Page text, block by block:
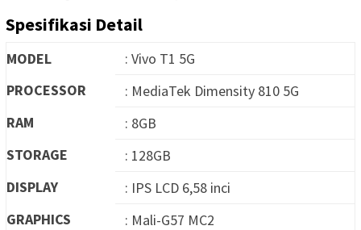
Spesifikasi Detail
MODEL
: Vivo T1 5G
PROCESSOR
: MediaTek Dimensity 810 5G
RAM
: 8GB
STORAGE
: 128GB
DISPLAY
: IPS LCD 6,58 inci
GRAPHICS
: Mali-G57 MC2